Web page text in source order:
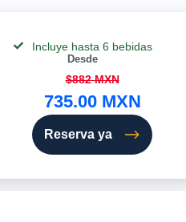
Incluye hasta 6 bebidas
Desde
$882 MXN
735.00 MXN
Reserva ya